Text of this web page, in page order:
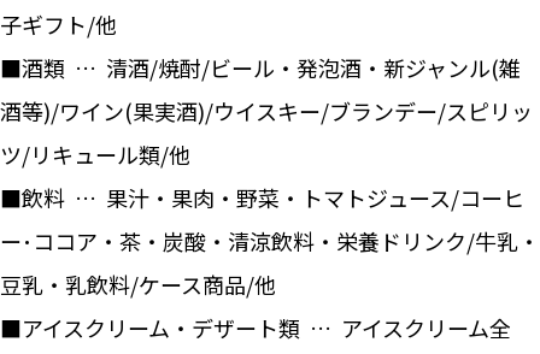
子ギフト/他
■酒類 … 清酒/焼酎/ビール・発泡酒・新ジャンル(雑
酒等)/ワイン(果実酒)/ウイスキー/ブランデー/スピリッ
ツ/リキュール類/他
■飲料 … 果汁・果肉・野菜・トマトジュース/コーヒ
ー･ココア・茶・炭酸・清涼飲料・栄養ドリンク/牛乳・
豆乳・乳飲料/ケース商品/他
■アイスクリーム・デザート類 … アイスクリーム全